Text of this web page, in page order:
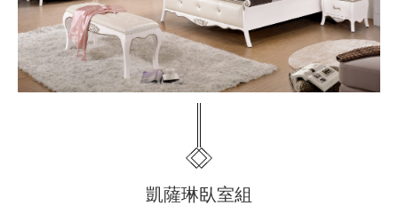
凱薩琳臥室組